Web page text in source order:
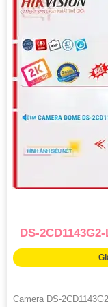
DS-
Camera DS-